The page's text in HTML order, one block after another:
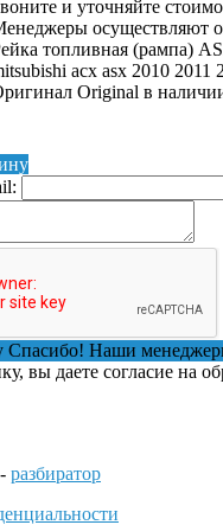
и уточняйте
осуществляют
топливная (рампа)
асх asx 2010 2011
Original в
Спасибо! Наши
вы даете согласие на
разбиратор